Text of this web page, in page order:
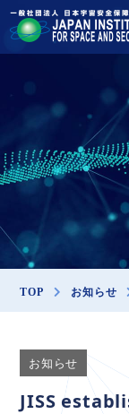
TOP お知らせ
お知らせ
JISS